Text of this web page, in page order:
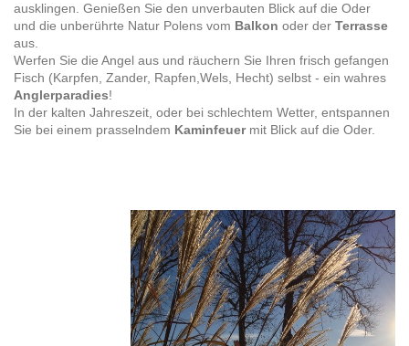
ausklingen. Genießen Sie den unverbauten Blick auf die Oder
und die unberührte Natur Polens vom Balkon oder der Terrasse
aus.
Werfen Sie die Angel aus und räuchern Sie Ihren frisch gefangen
Fisch (Karpfen, Zander, Rapfen,Wels, Hecht) selbst - ein wahres
Anglerparadies!
In der kalten Jahreszeit, oder bei schlechtem Wetter, entspannen
Sie bei einem prasselndem Kaminfeuermit Blick auf die Oder.